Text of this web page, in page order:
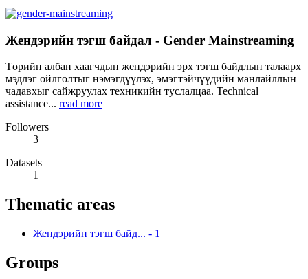
Жендэрийн тэгш байдал - Gender Mainstreaming
Төрийн албан хаагчдын жендэрийн эрх тэгш байдлын талаарх
мэдлэг ойлголтыг нэмэгдүүлэх, эмэгтэйчүүдийн манлайллын
чадавхыг сайжруулах техникийн туслалцаа. Technical
assistance... read more
Followers
3
Datasets
1
Thematic areas
Жендэрийн тэгш байд... - 1
Groups